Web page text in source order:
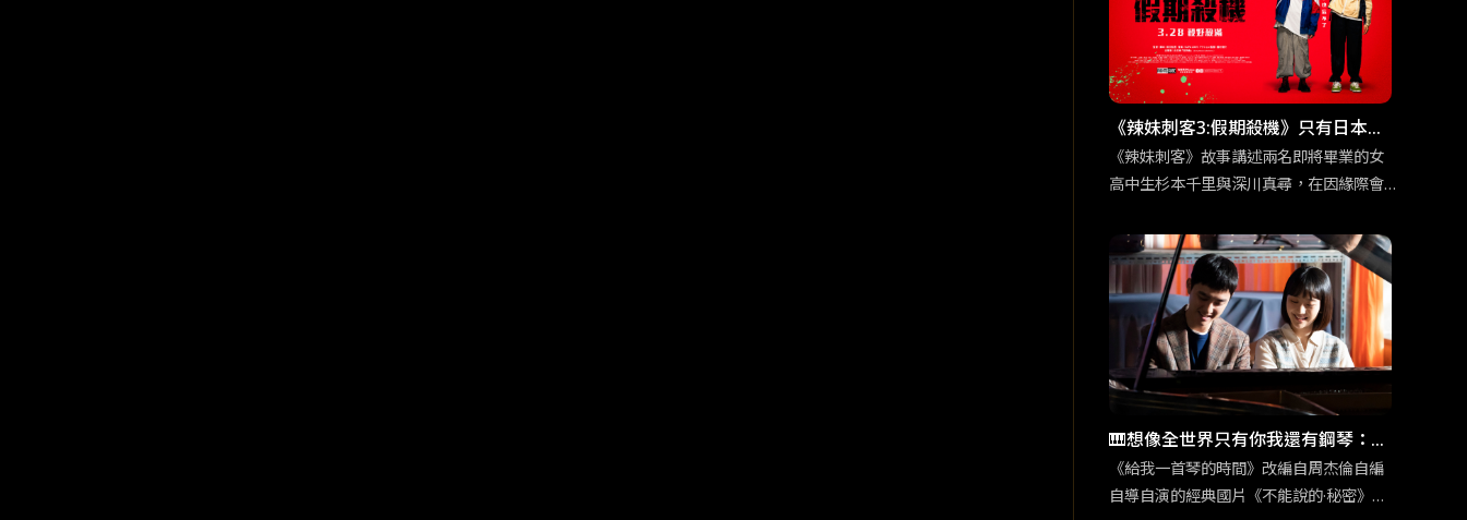
《辣妹刺客3:假期殺機》只有日本才
能拍得出來的動作類型
《辣妹刺客》故事講述兩名即將畢業的女
高中生杉本千里與深川真尋，在因緣際會
及相對沒有事業野心的性格特質，與殺手
這個敏感身份碰撞出奇妙的火花。
🎹想像全世界只有你我還有鋼琴：
《給我一首琴的時間》重現經典的新
浪漫
《給我一首琴的時間》改編自周杰倫自編
自導自演的經典國片《不能說的·秘密》，